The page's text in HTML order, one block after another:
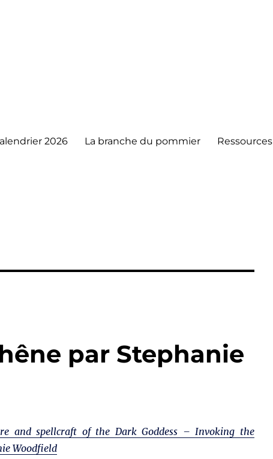
2026 La branche du pommier Ressources
par Stephanie
and spellcraft of the Dark Goddess – Invoking the
Woodfield